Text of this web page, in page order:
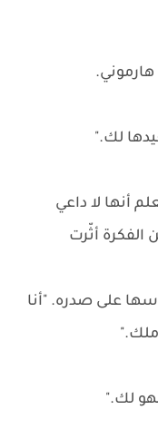
لك."
أنها لا داعي
الفكرة أثّرت
على صدره. "أنا
لك."